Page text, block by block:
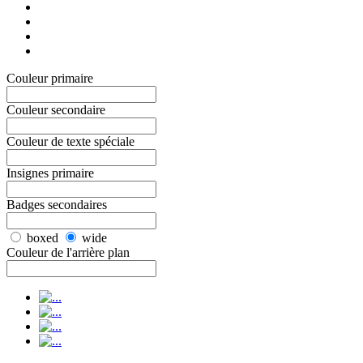
Couleur primaire
Couleur secondaire
Couleur de texte spéciale
Insignes primaire
Badges secondaires
boxed
wide
Couleur de l'arrière plan